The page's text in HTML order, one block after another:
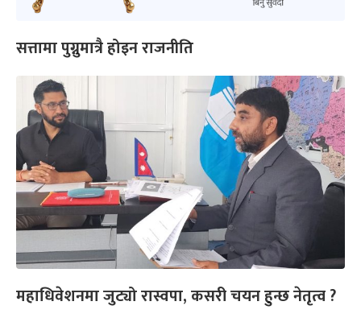
सत्तामा पुग्नुमात्रै होइन राजनीति
महाधिवेशनमा जुट्यो रास्वपा, कसरी चयन हुन्छ नेतृत्व ?